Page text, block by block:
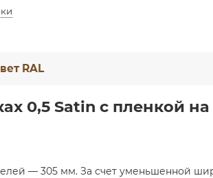
RAL
0,5 Satin с пленкой на
— 305 мм. За счет уменьшенной